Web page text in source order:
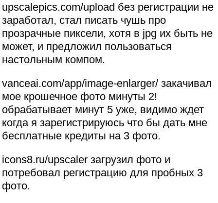
upscalepics.com/upload без регистрации не
заработал, стал писать чушь про
прозрачные пиксели, хотя в jpg их быть не
может, и предложил пользоваться
настольным компом.
vanceai.com/app/image-enlarger/ закачивал
мое крошечное фото минуты 2!
обрабатывает минут 5 уже, видимо ждет
когда я зарегистрируюсь что бы дать мне
бесплатные кредиты на 3 фото.
icons8.ru/upscaler загрузил фото и
потребовал регистрацию для пробных 3
фото.